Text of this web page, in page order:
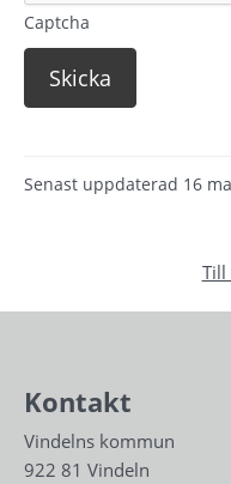
Captcha
Senast uppdaterad 16
Till
Kontakt
Vindelns kommun
922 81 Vindeln